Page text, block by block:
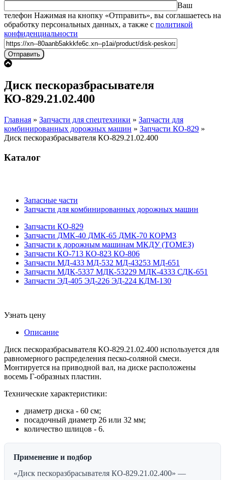
Ваш
телефон Оставьте это поле пустым.
Нажимая на кнопку «Отправить», вы соглашаетесь на
обработку персональных данных, а также с политикой
конфиденциальности
Диск пескоразбрасывателя
КО-829.21.02.400
Главная » Запчасти для спецтехники » Запчасти для
комбинированных дорожных машин » Запчасти КО-829 »
Диск пескоразбрасывателя КО-829.21.02.400
Каталог
Запасные части
Запчасти для комбинированных дорожных машин
Запчасти КО-829
Запчасти ДМК-40 ДМК-65 ДМК-70 КОРМЗ
Запчасти к дорожным машинам МКДУ (ТОМЕЗ)
Запчасти КО-713 КО-823 КО-806
Запчасти МД-433 МД-532 МД-43253 МД-651
Запчасти МДК-5337 МДК-53229 МДК-4333 СДК-651
Запчасти ЭД-405 ЭД-226 ЭД-224 КДМ-130
Узнать цену
Описание
Диск пескоразбрасывателя КО-829.21.02.400 используется для
равномерного распределения песко-соляной смеси.
Монтируется на приводной вал, на диске расположены
восемь Г-образных пластин.
Технические характеристики:
диаметр диска - 60 см;
посадочный диаметр 26 или 32 мм;
количество шлицов - 6.
Применение и подбор
«Диск пескоразбрасывателя КО-829.21.02.400» —